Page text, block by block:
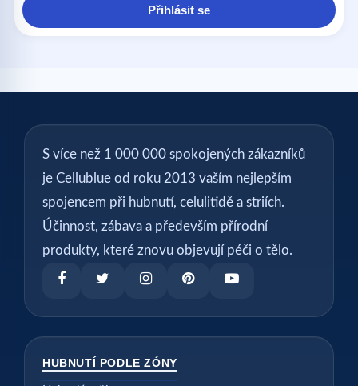
Přihlásit se
S více než 1 000 000 spokojených zákazníků
je Cellublue od roku 2013 vaším nejlepším
spojencem při hubnutí, celulitidě a striích.
Účinnost, zábava a především přírodní
produkty, které znovu objevují péči o tělo.
HUBNUTÍ PODLE ZÓNY